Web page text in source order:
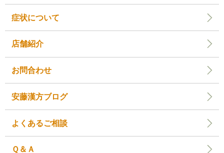
症状について
店舗紹介
お問合わせ
安藤漢方ブログ
よくあるご相談
Ｑ＆Ａ